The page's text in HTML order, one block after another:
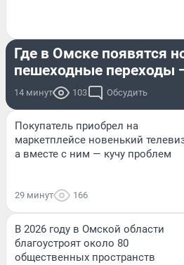
Где в Омске появятся
пешеходные переходы
14 минут 103 Обсудить
Покупатель приобрел на
маркетплейсе новенький
а вместе с ним — кучу проблем
29 минут 166
В 2026 году в Омской области
благоустроят около 80
общественных пространств